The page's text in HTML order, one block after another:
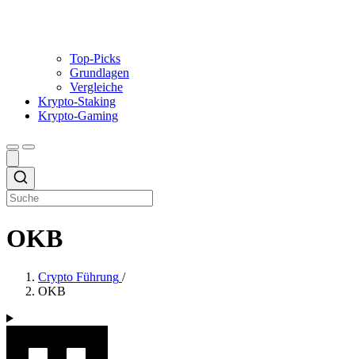
Top-Picks
Grundlagen
Vergleiche
Krypto-Staking
Krypto-Gaming
OKB
Crypto Führung /
OKB